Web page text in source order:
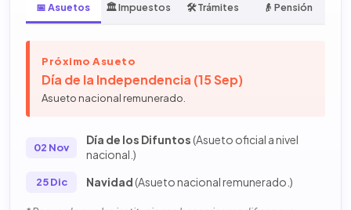
📅 Asuetos 🏛️ Impuestos 🛠️ Trámites 👴 Pensión
Próximo Asueto
Día de la Independencia (15 Sep)
Asueto nacional remunerado.
02 Nov
Día de los Difuntos(Asueto oficial a nivel
nacional.)
25 Dic Navidad(Asueto nacional remunerado.)